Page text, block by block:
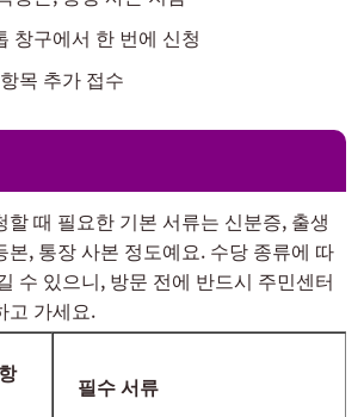
창구에서 한 번에 신청
목 추가 접수
할 때 필요한 기본 서류는 신분증, 출생
본, 통장 사본 정도예요. 수당 종류에 따
수 있으니, 방문 전에 반드시 주민센터
고 가세요.
필수 서류